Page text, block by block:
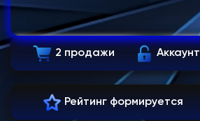
2 продажи Аккаунт
Рейтинг формируется